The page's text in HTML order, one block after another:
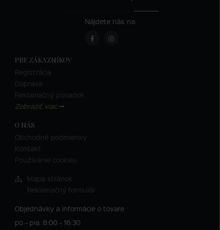
Nájdete nás na
PRE ZÁKAZNÍKOV
Registrácia
Doprava
Reklamačný poriadok
Zobraziť viac
O NÁS
Obchodné podmienky
Kontakt
Používanie cookies
Mapa stránok
Reklamačný formulár
Objednávky a informácie o tovare
po - pia: 8:00 - 16:30